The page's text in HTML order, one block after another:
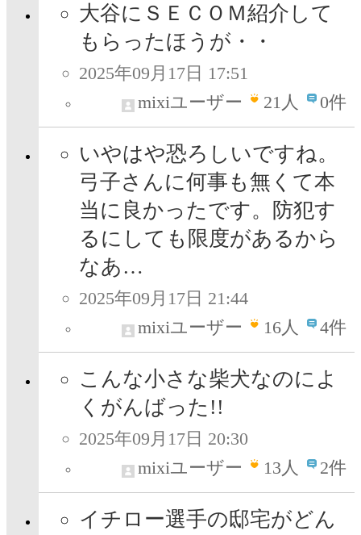
大谷にＳＥＣＯＭ紹介して
もらったほうが・・
2025年09月17日 17:51
mixiユーザー
21人 0件
いやはや恐ろしいですね。
弓子さんに何事も無くて本
当に良かったです。防犯す
るにしても限度があるから
なあ…
2025年09月17日 21:44
mixiユーザー
16人 4件
こんな小さな柴犬なのによ
くがんばった!!
2025年09月17日 20:30
mixiユーザー
13人 2件
イチロー選手の邸宅がどん